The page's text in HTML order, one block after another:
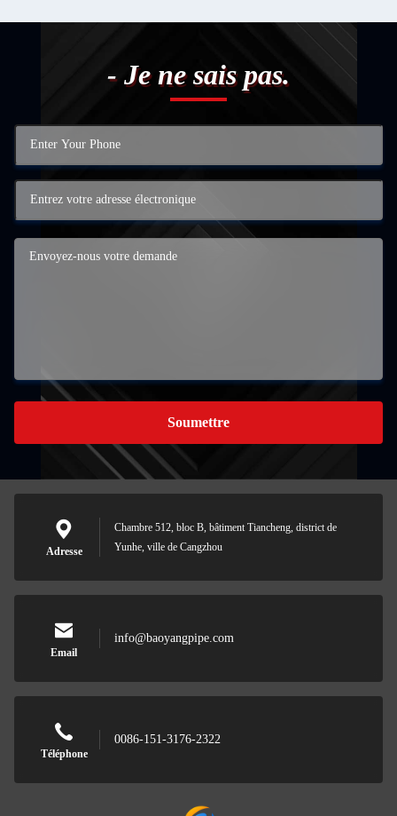
- Je ne sais pas.
Soumettre
Adresse
Chambre 512, bloc B, bâtiment Tiancheng, district de
Yunhe, ville de Cangzhou
Email
info@baoyangpipe.com
Téléphone
0086-151-3176-2322